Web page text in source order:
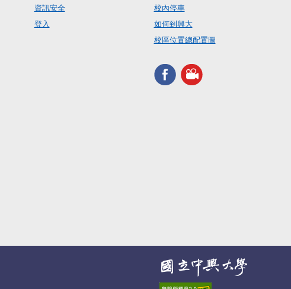
資訊安全
登入
校內停車
如何到興大
校區位置總配置圖